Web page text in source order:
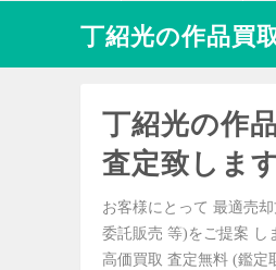
丁紹光の作品買
丁紹光の作
査定致します
お客様にとって 最適売却
委託販売 等)をご提案 し
高価買取 査定無料 (鑑定